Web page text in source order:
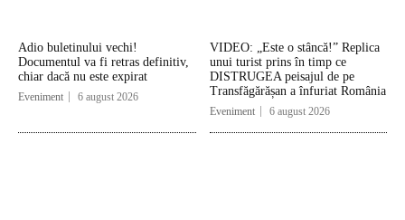
Adio buletinului vechi!
Documentul va fi retras definitiv,
chiar dacă nu este expirat
Eveniment 6 august 2026
VIDEO: „Este o stâncă!” Replica
unui turist prins în timp ce
DISTRUGEA peisajul de pe
Transfăgărășan a înfuriat România
Eveniment 6 august 2026